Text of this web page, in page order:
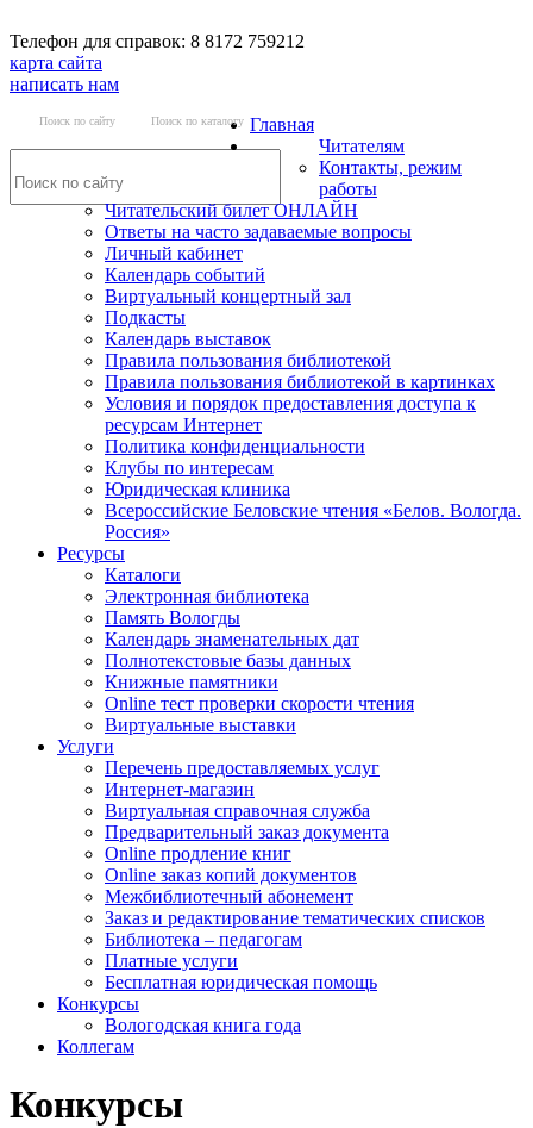
Телефон для справок: 8 8172 759212
карта сайта
написать нам
Поиск по сайту Поиск по каталогу Главная
Читателям
Контакты, режим
работы
Читательский билет ОНЛАЙН
Ответы на часто задаваемые вопросы
Личный кабинет
Календарь событий
Виртуальный концертный зал
Подкасты
Календарь выставок
Правила пользования библиотекой
Правила пользования библиотекой в картинках
Условия и порядок предоставления доступа к
ресурсам Интернет
Политика конфиденциальности
Клубы по интересам
Юридическая клиника
Всероссийские Беловские чтения «Белов. Вологда.
Россия»
Ресурсы
Каталоги
Электронная библиотека
Память Вологды
Календарь знаменательных дат
Полнотекстовые базы данных
Книжные памятники
Online тест проверки скорости чтения
Виртуальные выставки
Услуги
Перечень предоставляемых услуг
Интернет-магазин
Виртуальная справочная служба
Предварительный заказ документа
Online продление книг
Online заказ копий документов
Межбиблиотечный абонемент
Заказ и редактирование тематических списков
Библиотека – педагогам
Платные услуги
Бесплатная юридическая помощь
Конкурсы
Вологодская книга года
Коллегам
Конкурсы